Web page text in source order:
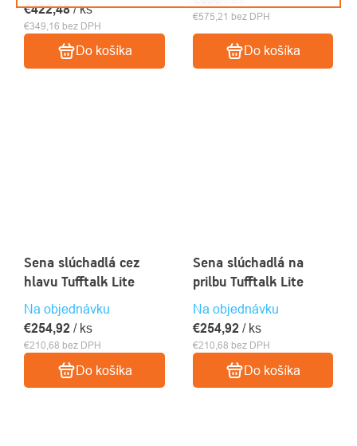
€349,16 bez DPH
€422,48/ ks
Do košíka
€575,21 bez DPH
Do košíka
Sena slúchadlá cez
hlavu Tufftalk Lite
Na objednávku
€210,68 bez DPH
€254,92 / ks
Do košíka
Sena slúchadlá na
prilbu Tufftalk Lite
Na objednávku
€210,68 bez DPH
€254,92 / ks
Do košíka